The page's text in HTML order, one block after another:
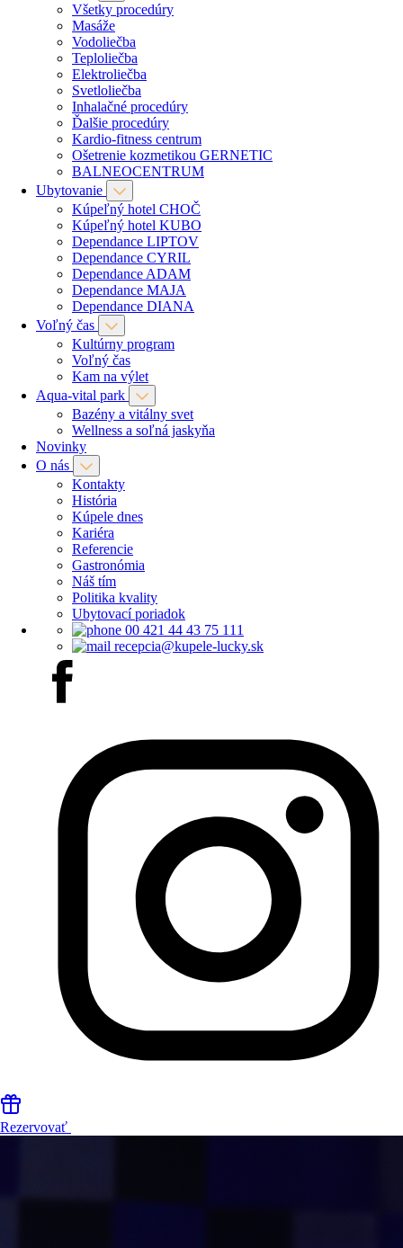
Všetky procedúry
Masáže
Vodoliečba
Teploliečba
Elektroliečba
Svetloliečba
Inhalačné procedúry
Ďalšie procedúry
Kardio-fitness centrum
Ošetrenie kozmetikou GERNETIC
BALNEOCENTRUM
Ubytovanie
Kúpeľný hotel CHOČ
Kúpeľný hotel KUBO
Dependance LIPTOV
Dependance CYRIL
Dependance ADAM
Dependance MAJA
Dependance DIANA
Voľný čas
Kultúrny program
Voľný čas
Kam na výlet
Aqua-vital park
Bazény a vitálny svet
Wellness a soľná jaskyňa
Novinky
O nás
Kontakty
História
Kúpele dnes
Kariéra
Referencie
Gastronómia
Náš tím
Politika kvality
Ubytovací poriadok
00 421 44 43 75 111
recepcia@kupele-lucky.sk
Rezervovať